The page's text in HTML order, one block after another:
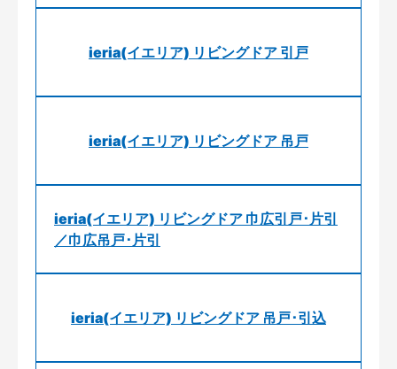
ieria(イエリア) リビングドア 引戸
ieria(イエリア) リビングドア 吊戸
ieria(イエリア) リビングドア 巾広引戸･片引
／巾広吊戸･片引
ieria(イエリア) リビングドア 吊戸･引込